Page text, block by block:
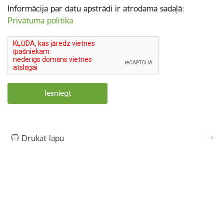
Informācija par datu apstrādi ir atrodama sadaļā:
Privātuma politika
Drukāt lapu